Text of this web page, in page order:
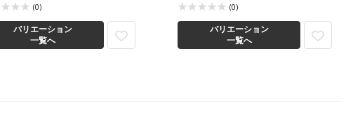
(0)
バリエーション
一覧へ
(0)
バリエーション
一覧へ